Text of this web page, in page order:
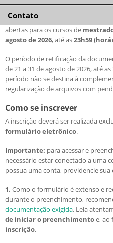
Condições gerais
Critérios de seleção
Políticas de Ações Afirmativas
Número de vagas
Candidatos estrangeiros
Inscrições recebidas
Exames e arguições
Resultado da seleção
Comissão Coordenadora
Orientadores e linhas de
Disciplinas do programa
Proficiência em língua inglesa
Critérios para concessão de
Regimentos e regulamentos
Contato
Período de inscrição
Para ingresso no primeiro semestre
abertas para os cursos de
agosto de 2026, até as23h59
O período de retificação da
de 21 a 31 de agosto de 2026, até
período não se destina à
regularização de arquivos com
Como se inscrever
A inscrição deverá ser realizada
formulário eletrônico.
Importante: para acessar e
necessário estar conectado a uma
possua uma conta, providencie
1. Como o formulário é extenso e
durante o preenchimento,
documentação exigida. Leia
de iniciar o preenchimentoe, ao
inscrição.